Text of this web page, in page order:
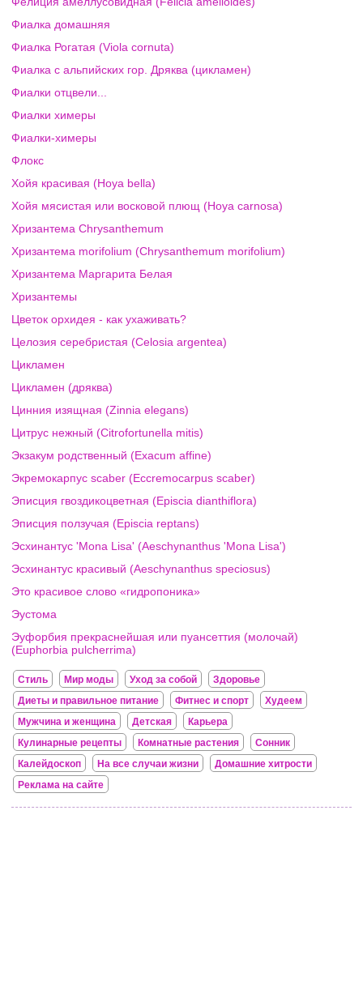
Фиалка домашняя
Фиалка Рогатая (Viola cornuta)
Фиалка с альпийских гор. Дряква (цикламен)
Фиалки отцвели...
Фиалки химеры
Фиалки-химеры
Флокс
Хойя красивая (Hoya bella)
Хойя мясистая или восковой плющ (Hoya carnosa)
Хризантема Chrysanthemum
Хризантема morifolium (Chrysanthemum morifolium)
Хризантема Маргарита Белая
Хризантемы
Цветок орхидея - как ухаживать?
Целозия серебристая (Celosia argentea)
Цикламен
Цикламен (дряква)
Цинния изящная (Zinnia elegans)
Цитрус нежный (Citrofortunella mitis)
Экзакум родственный (Exacum affine)
Экремокарпус scaber (Eccremocarpus scaber)
Эписция гвоздикоцветная (Episcia dianthiflora)
Эписция ползучая (Episcia reptans)
Эсхинантус 'Mona Lisa' (Aeschynanthus 'Mona Lisa')
Эсхинантус красивый (Aeschynanthus speciosus)
Это красивое слово «гидропоника»
Эустома
Эуфорбия прекраснейшая или пуансеттия (молочай)
(Euphorbia pulcherrima)
Стиль Мир моды Уход за собой
Здоровье
Диеты и правильное питание
Фитнес и спорт
Худеем
Мужчина и женщина
Детская
Карьера
Кулинарные рецепты
Комнатные растения
Сонник
Калейдоскоп
На все случаи жизни
Домашние хитрости
Реклама на сайте